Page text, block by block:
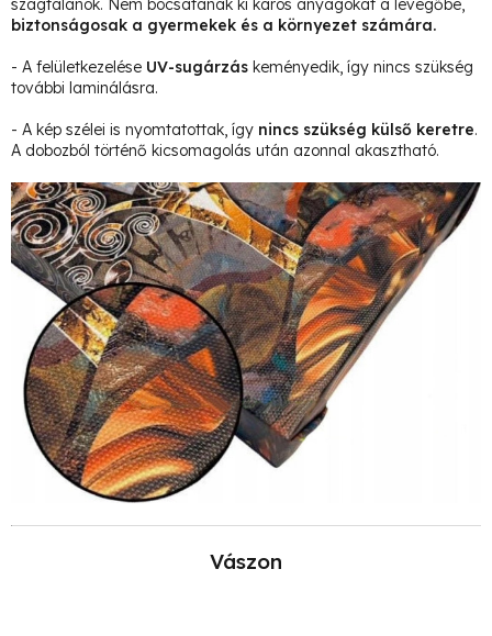
szagtalanok. Nem bocsátanak ki káros anyagokat a levegőbe,
biztonságosak a gyermekek és a környezet számára.
- A felületkezelése UV-sugárzás keményedik, így nincs szükség
további laminálásra.
- A kép szélei is nyomtatottak, így nincs szükség külső keretre.
A dobozból történő kicsomagolás után azonnal akasztható.
Vászon